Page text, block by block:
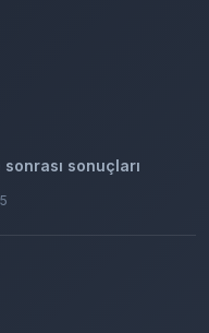
sonuçları